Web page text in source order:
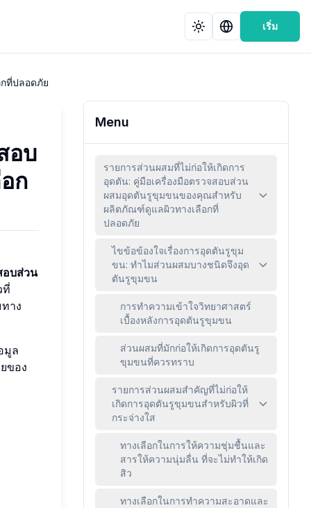
เริ่ม
ที่ปลอดภัย
อบ
ก
อบส่วน
ที่
าง
มูล
ของ
Menu
รายการส่วนผสมที่ไม่ก่อให้เกิดการ
อุดตัน: คู่มือเครื่องมือตรวจสอบส่วน
ผสมอุดตันรูขุมขนของคุณสำหรับ
ผลิตภัณฑ์ดูแลผิวทางเลือกที่
ปลอดภัย
ไขข้อข้องใจเรื่องการอุดตันรูขุม
ขน: ทำไมส่วนผสมบางชนิดจึงอุด
ตันรูขุมขน
การทำความเข้าใจวิทยาศาสตร์
เบื้องหลังการอุดตันรูขุมขน
ส่วนผสมที่มักก่อให้เกิดการอุดตันรู
ขุมขนที่ควรทราบ
รายการส่วนผสมสำคัญที่ไม่ก่อให้
เกิดการอุดตันรูขุมขนสำหรับผิวที่
กระจ่างใส
ทางเลือกในการให้ความชุ่มชื้นและ
สารให้ความนุ่มลื่น ที่จะไม่ทำให้เกิด
สิว
ทางเลือกในการทำความสะอาดและ